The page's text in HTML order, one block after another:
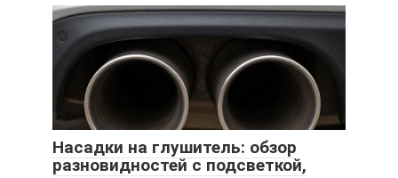
Насадки на глушитель: обзор
разновидностей с подсветкой,